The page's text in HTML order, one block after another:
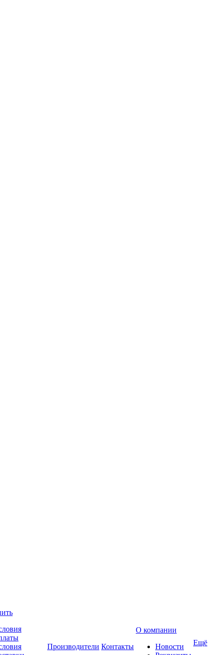
Производители Контакты
О компании
Новости
Ещё